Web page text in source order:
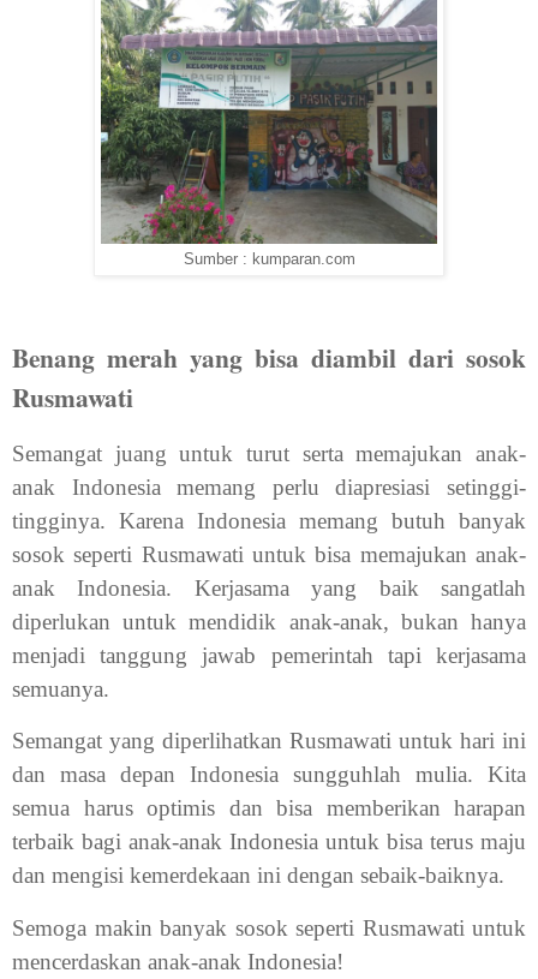
Sumber : kumparan.com
Benang merah yang bisa diambil dari sosok
Rusmawati
Semangat juang untuk turut serta memajukan anak-
anak Indonesia memang perlu diapresiasi setinggi-
tingginya. Karena Indonesia memang butuh banyak
sosok seperti Rusmawati untuk bisa memajukan anak-
anak Indonesia. Kerjasama yang baik sangatlah
diperlukan untuk mendidik anak-anak, bukan hanya
menjadi tanggung jawab pemerintah tapi kerjasama
semuanya.
Semangat yang diperlihatkan Rusmawati untuk hari ini
dan masa depan Indonesia sungguhlah mulia. Kita
semua harus optimis dan bisa memberikan harapan
terbaik bagi anak-anak Indonesia untuk bisa terus maju
dan mengisi kemerdekaan ini dengan sebaik-baiknya.
Semoga makin banyak sosok seperti Rusmawati untuk
mencerdaskan anak-anak Indonesia!